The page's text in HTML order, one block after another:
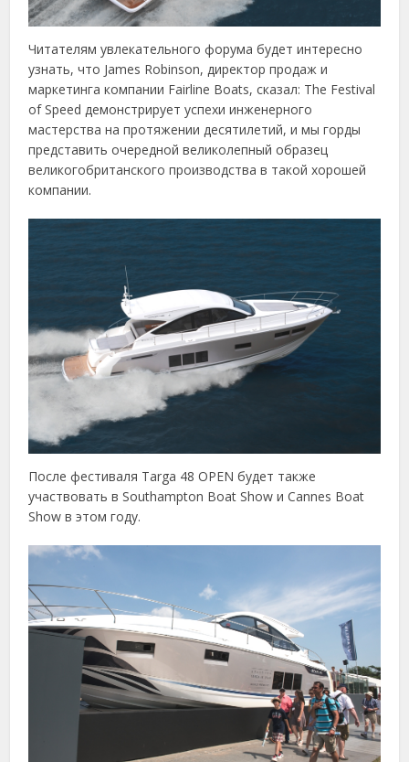
Читателям увлекательного форума будет интересно
узнать, что James Robinson, директор продаж и
маркетинга компании Fairline Boats, сказал: The Festival
of Speed демонстрирует успехи инженерного
мастерства на протяжении десятилетий, и мы горды
представить очередной великолепный образец
великогобританского производства в такой хорошей
компании.
После фестиваля Targa 48 OPEN будет также
участвовать в Southampton Boat Show и Cannes Boat
Show в этом году.